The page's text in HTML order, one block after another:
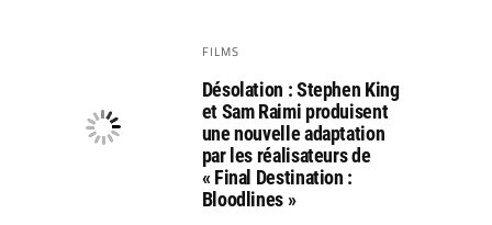
FILMS
Désolation : Stephen King
et Sam Raimi produisent
une nouvelle adaptation
par les réalisateurs de
« Final Destination :
Bloodlines »